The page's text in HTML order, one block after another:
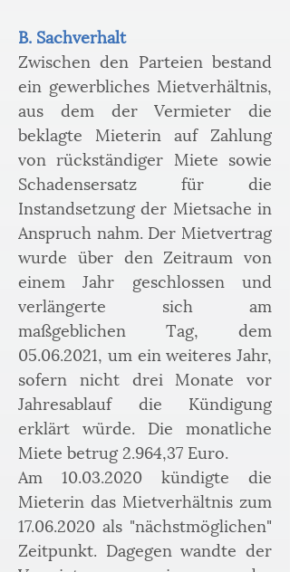
B. Sachverhalt
Zwischen den Parteien bestand
ein gewerbliches Mietverhältnis,
aus dem der Vermieter die
beklagte Mieterin auf Zahlung
von rückständiger Miete sowie
Schadensersatz für die
Instandsetzung der Mietsache in
Anspruch nahm. Der Mietvertrag
wurde über den Zeitraum von
einem Jahr geschlossen und
verlängerte sich am
maßgeblichen Tag, dem
05.06.2021, um ein weiteres Jahr,
sofern nicht drei Monate vor
Jahresablauf die Kündigung
erklärt würde. Die monatliche
Miete betrug 2.964,37 Euro.
Am 10.03.2020 kündigte die
Mieterin das Mietverhältnis zum
17.06.2020 als "nächstmöglichen"
Zeitpunkt. Dagegen wandte der